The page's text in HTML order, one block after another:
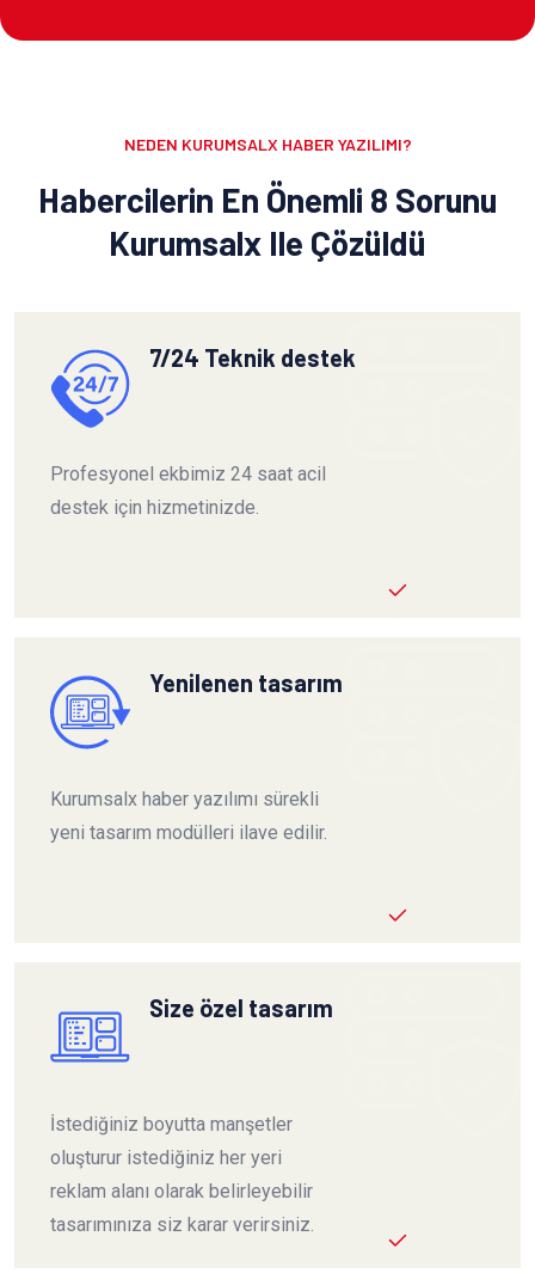
NEDEN KURUMSALX HABER YAZILIMI?
Habercilerin En Önemli 8 Sorunu
Kurumsalx Ile Çözüldü
7/24 Teknik destek
Profesyonel ekbimiz 24 saat acil
destek için hizmetinizde.
Yenilenen tasarım
Kurumsalx haber yazılımı sürekli
yeni tasarım modülleri ilave edilir.
Size özel tasarım
İstediğiniz boyutta manşetler
oluşturur istediğiniz her yeri
reklam alanı olarak belirleyebilir
tasarımınıza siz karar verirsiniz.